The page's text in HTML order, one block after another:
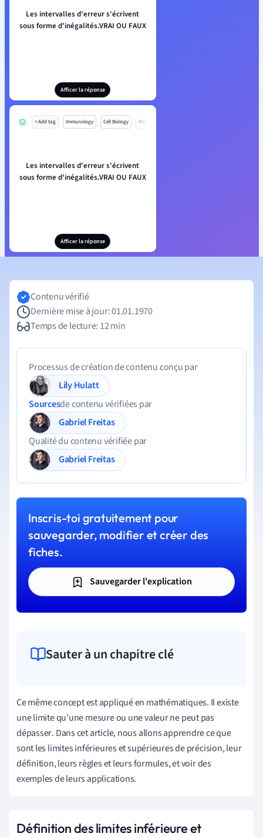
Les intervalles d'erreur s'écrivent
sous forme d'inégalités.VRAI OU FAUX
Afficer la réponse
+ Add tag Immunology Cell Biology Mo
Les intervalles d'erreur s'écrivent
sous forme d'inégalités.VRAI OU FAUX
Afficer la réponse
Contenu vérifié
Dernière mise à jour: 01.01.1970
Temps de lecture: 12 min
Processus de création de contenu conçu par
Lily Hulatt
Sourcesde contenu vérifiées par
Gabriel Freitas
Qualité du contenu vérifiée par
Gabriel Freitas
Inscris-toi gratuitement pour
sauvegarder, modifier et créer des
fiches.
Sauvegarder l'explication
Sauter à un chapitre clé
Cemêmeconceptestappliquéen mathématiques. Ilexiste
unelimitequ'unemesureou unevaleurnepeutpas
dépasser. Danscetarticle,nousallonsapprendreceque
sontleslimitesinférieuresetsupérieuresdeprécision,leur
définition,leursrèglesetleursformules,etvoirdes
exemplesdeleursapplications.
Définition des limites inférieure et